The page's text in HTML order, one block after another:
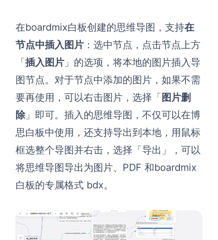
在boardmix白板创建的思维导图，支持在
节点中插入图片 ：选中节点，点击节点上方
「插入图片 」的选项，将本地的图片插入导
图节点。对于节点中添加的图片，如果不需
要再使用，可以右击图片，选择「 图片删
除」即可。插入的思维导图，不仅可以在博
思白板中使用，还支持导出到本地，用鼠标
框选整个导图并右击，选择「导出」，可以
将思维导图导出为图片、PDF 和boardmix
白板的专属格式 bdx。